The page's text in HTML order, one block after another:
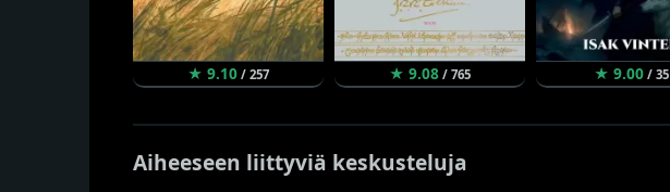
★ 9.10 / 257 ★ 9.08 / 765 ★ 9.00 / 35
Aiheeseen liittyviä keskusteluja